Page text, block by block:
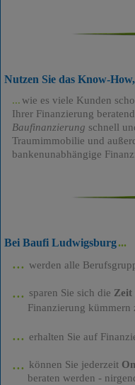
Nutzen Sie das Know-How,
wie es viele Kunden
Ihrer Finanzierung
Baufinanzierung schnell
Traumimmobilie und
bankenunabhängige
Bei Baufi Ludwigsburg
werden alle
sparen Sie sich die Zeit
Finanzierung kümmern
erhalten Sie auf
können Sie jederzeit
beraten werden -